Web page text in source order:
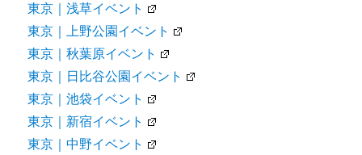
東京｜浅草イベント
東京｜上野公園イベント
東京｜秋葉原イベント
東京｜日比谷公園イベント
東京｜池袋イベント
東京｜新宿イベント
東京｜中野イベント